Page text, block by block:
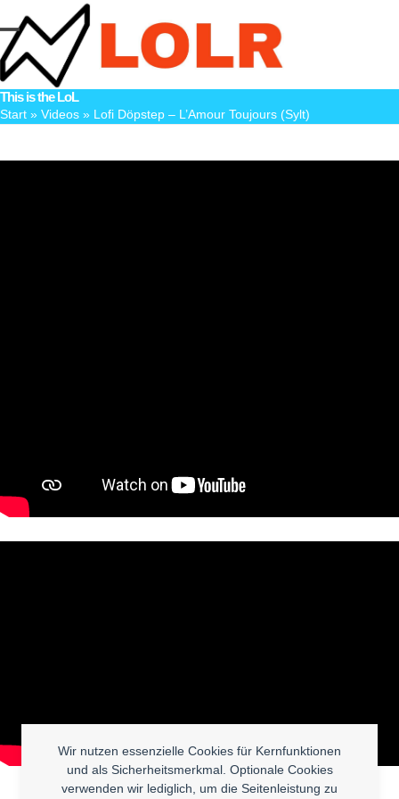
to
content
Wir nutzen essenzielle Cookies für Kernfunktionen
und als Sicherheitsmerkmal. Optionale Cookies
verwenden wir lediglich, um die Seitenleistung zu
Open
mobile
menu
Close
mobile
menu
This is the LoL
Start » Videos » Lofi Döpstep – L’Amour Toujours (Sylt)